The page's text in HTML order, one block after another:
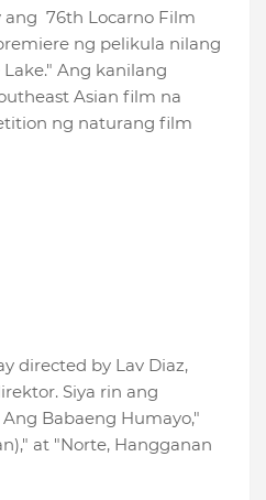
76th Locarno Film
ng pelikula nilang
Ang kanilang
Asian film na
ng naturang film
directed by Lav Diaz,
Siya rin ang
Babaeng Humayo,"
at "Norte, Hangganan